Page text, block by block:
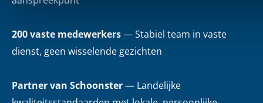
200 vaste medewerkers— Stabiel team in vaste
dienst, geen wisselende gezichten
Partner van Schoonster— Landelijke